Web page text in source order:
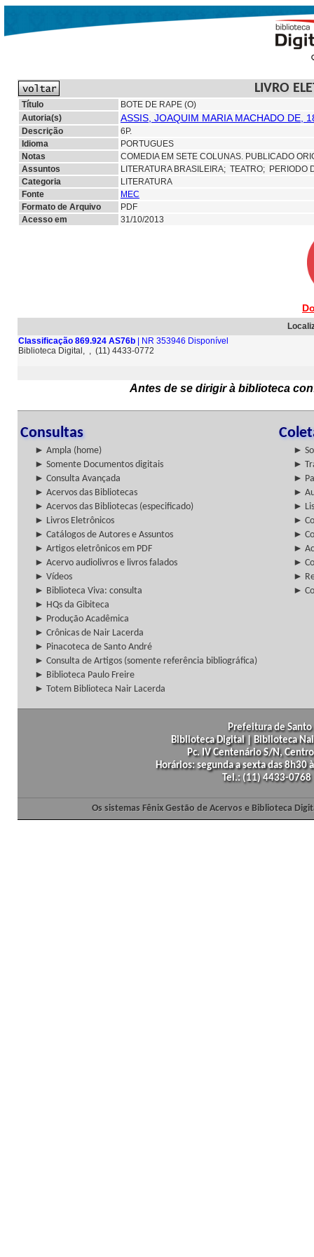
LIVRO
Título
BOTE DE RAPE (O)
Autoria(s)
ASSIS, JOAQUIM MARIA MACHADO DE,
Descrição
6P.
Idioma
PORTUGUES
Notas
COMEDIA EM SETE COLUNAS. PUBLICADO
Assuntos
LITERATURA BRASILEIRA; TEATRO; PERIODO
Categoria
LITERATURA
Fonte
MEC
Formato de Arquivo
PDF
Acesso em
31/10/2013
Classificação 869.924 AS76b | NR 353946 Disponível
Biblioteca Digital, , (11) 4433-0772
Antes de se dirigir à biblioteca
Consultas
► Ampla (home)
►
► Somente Documentos digitais
►
► Consulta Avançada
►
► Acervos das Bibliotecas
►
► Acervos das Bibliotecas (especificado)
►
► Livros Eletrônicos
►
► Catálogos de Autores e Assuntos
►
► Artigos eletrônicos em PDF
►
► Acervo audiolivros e livros falados
►
► Vídeos
►
► Biblioteca Viva: consulta
►
► HQs da Gibiteca
► Produção Acadêmica
► Crônicas de Nair Lacerda
► Pinacoteca de Santo André
► Consulta de Artigos (somente referência bibliográfica)
► Biblioteca Paulo Freire
► Totem Biblioteca Nair Lacerda
Prefeitura de
Biblioteca Digital | Biblioteca
Pc. IV Centenário S/N,
Horários: segunda a sexta das
Tel.: (11) 4433-
Os sistemas Fênix Gestão de Acervos e Biblioteca